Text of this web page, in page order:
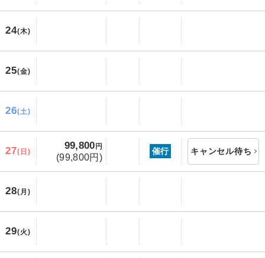
24(木)
25(金)
26(土)
27(日)
99,800 円
(99,800円)
催行 キャンセル待ち
28(月)
29(火)